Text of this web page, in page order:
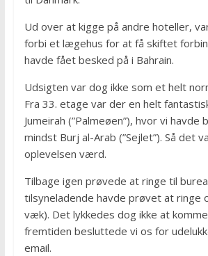
Ud over at kigge på andre hoteller,
forbi et lægehus for at få skiftet
havde fået besked på i Bahrain.
Udsigten var dog ikke som et helt
Fra 33. etage var der en helt
Jumeirah (”Palmeøen”), hvor vi havde
mindst Burj al-Arab (”Sejlet”). Så det
oplevelsen værd.
Tilbage igen prøvede at ringe til
tilsyneladende havde prøvet at ringe
væk). Det lykkedes dog ikke at
fremtiden besluttede vi os for
email.